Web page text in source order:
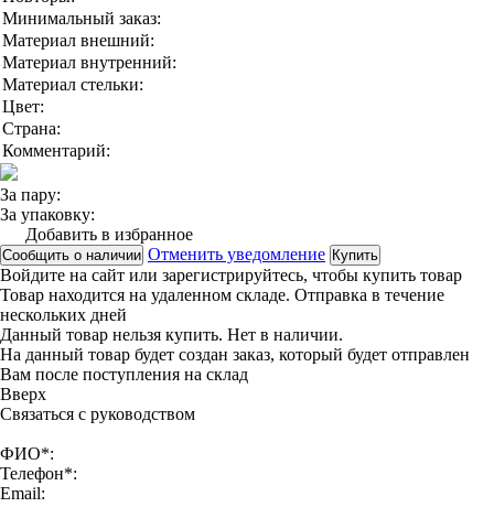
Минимальный заказ:
Материал внешний:
Материал внутренний:
Материал стельки:
Цвет:
Страна:
Комментарий:
За пару:
За упаковку:
Добавить в избранное
Сообщить о наличии Отменить уведомление Купить
Войдите на сайт или зарегистрируйтесь, чтобы купить товар
Товар находится на удаленном складе. Отправка в течение
нескольких дней
Данный товар нельзя купить. Нет в наличии.
На данный товар будет создан заказ, который будет отправлен
Вам после поступления на склад
Вверx
Связаться с руководством
ФИО*:
Телефон*:
Email: